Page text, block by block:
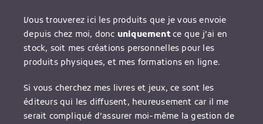
Vous trouverez ici les produits que je vous envoie
depuis chez moi, donc uniquementce que j’ai en
stock, soit mes créations personnelles pour les
produits physiques, et mes formations en ligne.
Si vous cherchez mes livres et jeux, ce sont les
éditeurs qui les diffusent, heureusement car il me
serait compliqué d’assurer moi-même la gestion de